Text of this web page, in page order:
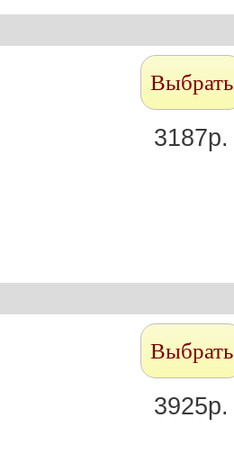
Выбрать
3187р.
Выбрать
3925р.